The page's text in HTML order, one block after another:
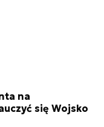
na
się Wojsko